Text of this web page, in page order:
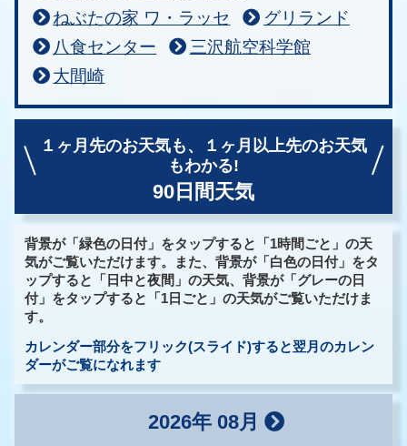
ねぶたの家 ワ・ラッセ
グリランド
八食センター
三沢航空科学館
大間崎
１ヶ月先のお天気も、
１ヶ月以上先のお天気
もわかる!
90日間天気
背景が「緑色の日付」をタップすると「1時間ごと」の天
気がご覧いただけます。また、背景が「白色の日付」をタ
ップすると「日中と夜間」の天気、背景が「グレーの日
付」をタップすると「1日ごと」の天気がご覧いただけま
す。
カレンダー部分をフリック(スライド)すると翌月のカレン
ダーがご覧になれます
2026年 08月